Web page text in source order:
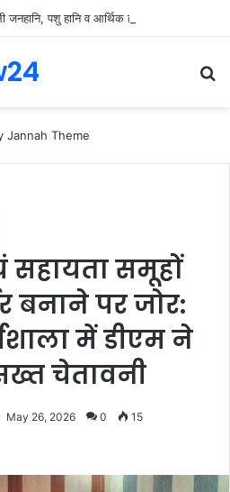
सहायता समूहों
बनाने पर जोर:
में डीएम ने
चेतावनी
May 26, 2026 0 15